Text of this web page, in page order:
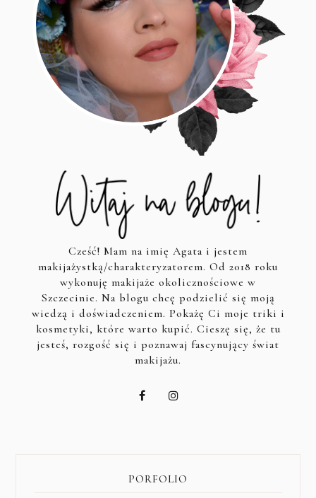
Cześć! Mam na imię Agata i jestem
makijażystką/charakteryzatorem. Od 2018 roku
wykonuję makijaże okolicznościowe w
Szczecinie. Na blogu chcę podzielić się moją
wiedzą i doświadczeniem. Pokażę Ci moje triki i
kosmetyki, które warto kupić. Cieszę się, że tu
jesteś, rozgość się i poznawaj fascynujący świat
makijażu.
PORFOLIO